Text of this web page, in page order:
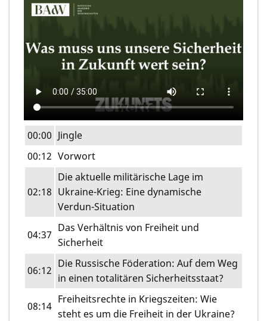
00:00 Jingle
00:12 Vorwort
02:18
Die aktuelle militärische Lage im
Ukraine-Krieg: Eine dynamische
Verdun-Situation
04:37
Das Verhältnis von Freiheit und
Sicherheit
06:12
Die Russische Föderation: Auf dem Weg
in einen totalitären Sicherheitsstaat?
08:14
Freiheitsrechte in Kriegszeiten: Wie
steht es um die Freiheit in der Ukraine?